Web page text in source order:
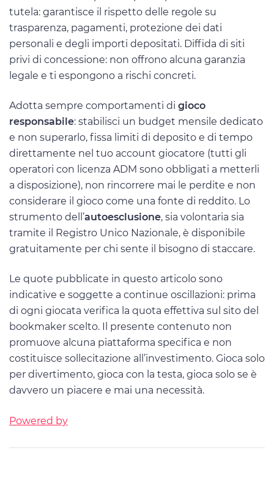
tutela: garantisce il rispetto delle regole su
trasparenza, pagamenti, protezione dei dati
personali e degli importi depositati. Diffida di siti
privi di concessione: non offrono alcuna garanzia
legale e ti espongono a rischi concreti.
Adotta sempre comportamenti di gioco
responsabile: stabilisci un budget mensile dedicato
e non superarlo, fissa limiti di deposito e di tempo
direttamente nel tuo account giocatore (tutti gli
operatori con licenza ADM sono obbligati a metterli
a disposizione), non rincorrere mai le perdite e non
considerare il gioco come una fonte di reddito. Lo
strumento dell’autoesclusione, sia volontaria sia
tramite il Registro Unico Nazionale, è disponibile
gratuitamente per chi sente il bisogno di staccare.
Le quote pubblicate in questo articolo sono
indicative e soggette a continue oscillazioni: prima
di ogni giocata verifica la quota effettiva sul sito del
bookmaker scelto. Il presente contenuto non
promuove alcuna piattaforma specifica e non
costituisce sollecitazione all’investimento. Gioca solo
per divertimento, gioca con la testa, gioca solo se è
davvero un piacere e mai una necessità.
Powered by